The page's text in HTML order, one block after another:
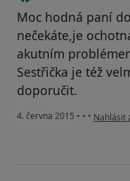
Moc hodná paní
nečekáte,je
akutním
Sestřička je též
doporučit.
4. června 2015 • • • podle
Nahlásit